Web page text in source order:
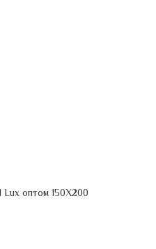
оптом 150Х200